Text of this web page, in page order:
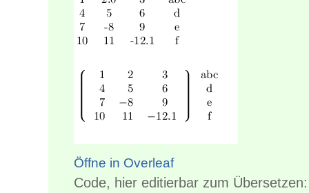
Öffne in Overleaf
Code, hier editierbar zum Übersetzen: